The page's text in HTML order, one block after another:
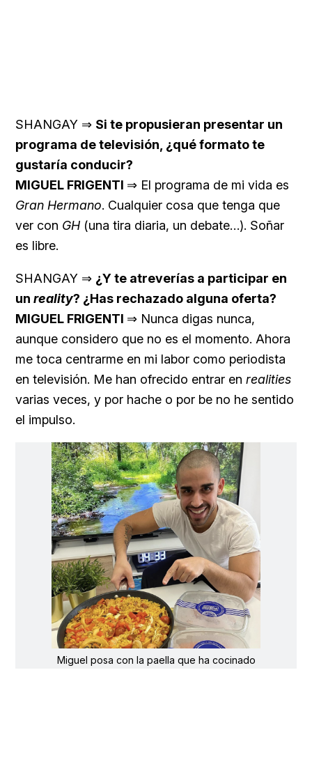
SHANGAY ⇒ Si te propusieran presentar un
programa de televisión, ¿qué formato te
gustaría conducir?
MIGUEL FRIGENTI ⇒ El programa de mi vida es
Gran Hermano. Cualquier cosa que tenga que
ver con GH (una tira diaria, un debate…). Soñar
es libre.
SHANGAY ⇒ ¿Y te atreverías a participar en
un reality? ¿Has rechazado alguna oferta?
MIGUEL FRIGENTI ⇒ Nunca digas nunca,
aunque considero que no es el momento. Ahora
me toca centrarme en mi labor como periodista
en televisión. Me han ofrecido entrar en realities
varias veces, y por hache o por be no he sentido
el impulso.
Miguel posa con la paella que ha cocinado